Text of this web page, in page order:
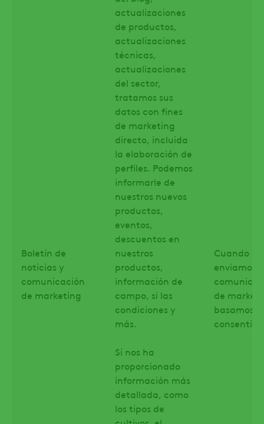
Boletín de
noticias y
comunicación
de marketing
actualizaciones
de productos,
actualizaciones
técnicas,
actualizaciones
del sector,
tratamos sus
datos con fines
de marketing
directo, incluida
la elaboración de
perfiles. Podemos
informarle de
nuestros nuevos
productos,
eventos,
descuentos en
nuestros
productos,
información de
campo, si las
condiciones y
más.
Si nos ha
proporcionado
información más
detallada, como
los tipos de
Cuando le
enviamos
de
basamos